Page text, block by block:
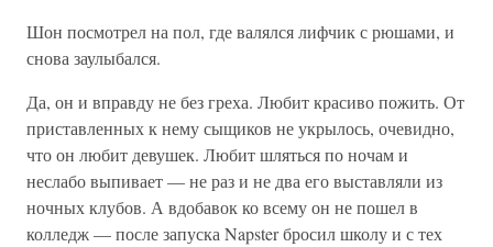
Шон посмотрел на пол, где валялся лифчик с рюшами, и
снова заулыбался.
Да, он и вправду не без греха. Любит красиво пожить. От
приставленных к нему сыщиков не укрылось, очевидно,
что он любит девушек. Любит шляться по ночам и
неслабо выпивает — не раз и не два его выставляли из
ночных клубов. А вдобавок ко всему он не пошел в
колледж — после запуска Napster бросил школу и с тех